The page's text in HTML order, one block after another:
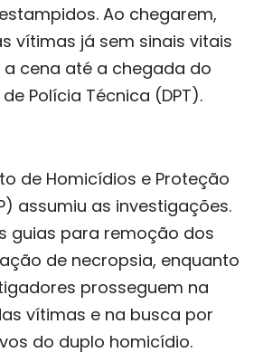
Ao chegarem,
vítimas já sem sinais vitais
cena até a chegada do
Polícia Técnica (DPT).
de Homicídios e Proteção
assumiu as investigações.
guias para remoção dos
de necropsia, enquanto
prosseguem na
vítimas e na busca por
do duplo homicídio.